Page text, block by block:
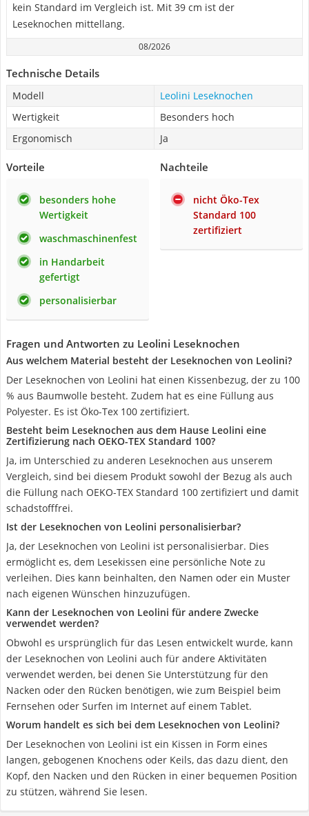
kein Standard im Vergleich ist. Mit 39 cm ist der
Leseknochen mittellang.
08/2026
Technische Details
Modell
Leolini Leseknochen
Wertigkeit
Besonders hoch
Ergonomisch
Ja
Vorteile
besonders hohe
Wertigkeit
waschmaschinenfest
in Handarbeit
gefertigt
personalisierbar
Nachteile
nicht Öko-Tex
Standard 100
zertifiziert
Fragen und Antworten zu Leolini Leseknochen
Aus welchem Material besteht der Leseknochen von Leolini?
Der Leseknochen von Leolini hat einen Kissenbezug, der zu 100
% aus Baumwolle besteht. Zudem hat es eine Füllung aus
Polyester. Es ist Öko-Tex 100 zertifiziert.
Besteht beim Leseknochen aus dem Hause Leolini eine
Zertifizierung nach OEKO-TEX Standard 100?
Ja, im Unterschied zu anderen Leseknochen aus unserem
Vergleich, sind bei diesem Produkt sowohl der Bezug als auch
die Füllung nach OEKO-TEX Standard 100 zertifiziert und damit
schadstofffrei.
Ist der Leseknochen von Leolini personalisierbar?
Ja, der Leseknochen von Leolini ist personalisierbar. Dies
ermöglicht es, dem Lesekissen eine persönliche Note zu
verleihen. Dies kann beinhalten, den Namen oder ein Muster
nach eigenen Wünschen hinzuzufügen.
Kann der Leseknochen von Leolini für andere Zwecke
verwendet werden?
Obwohl es ursprünglich für das Lesen entwickelt wurde, kann
der Leseknochen von Leolini auch für andere Aktivitäten
verwendet werden, bei denen Sie Unterstützung für den
Nacken oder den Rücken benötigen, wie zum Beispiel beim
Fernsehen oder Surfen im Internet auf einem Tablet.
Worum handelt es sich bei dem Leseknochen von Leolini?
Der Leseknochen von Leolini ist ein Kissen in Form eines
langen, gebogenen Knochens oder Keils, das dazu dient, den
Kopf, den Nacken und den Rücken in einer bequemen Position
zu stützen, während Sie lesen.